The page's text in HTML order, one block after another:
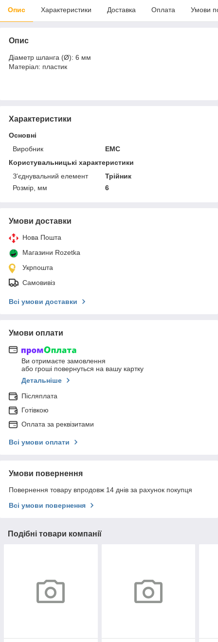
Опис Характеристики Доставка Оплата Умови
Опис
Діаметр шланга (Ø): 6 мм
Матеріал: пластик
Характеристики
Основні
Виробник
EMC
Користувальницькі характеристики
Зʼєднувальний елемент
Трійник
Розмір, мм
6
Умови доставки
Нова Пошта
Магазини Rozetka
Укрпошта
Самовивіз
Всі умови доставки
Умови оплати
Ви отримаєте замовлення
або гроші повернуться на вашу картку
Детальніше
Післяплата
Готівкою
Оплата за реквізитами
Всі умови оплати
Умови повернення
Повернення товару впродовж 14 днів за рахунок покупця
Всі умови повернення
Подібні товари компанії